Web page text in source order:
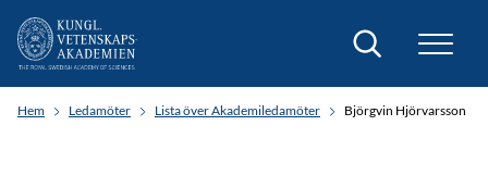
Sök
Hem Ledamöter Lista över Akademiledamöter Björgvin Hjörvarsson